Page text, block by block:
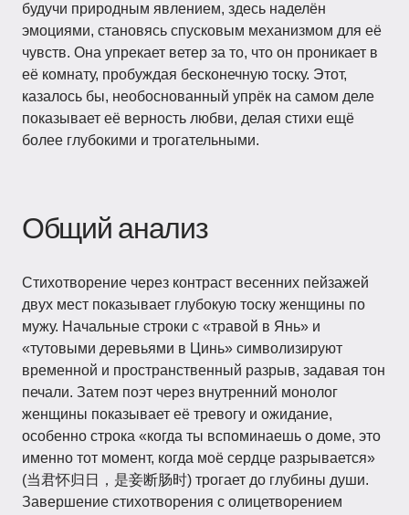
будучи природным явлением, здесь наделён
эмоциями, становясь спусковым механизмом для её
чувств. Она упрекает ветер за то, что он проникает в
её комнату, пробуждая бесконечную тоску. Этот,
казалось бы, необоснованный упрёк на самом деле
показывает её верность любви, делая стихи ещё
более глубокими и трогательными.
Общий анализ
Стихотворение через контраст весенних пейзажей
двух мест показывает глубокую тоску женщины по
мужу. Начальные строки с «травой в Янь» и
«тутовыми деревьями в Цинь» символизируют
временной и пространственный разрыв, задавая тон
печали. Затем поэт через внутренний монолог
женщины показывает её тревогу и ожидание,
особенно строка «когда ты вспоминаешь о доме, это
именно тот момент, когда моё сердце разрывается»
(当君怀归日，是妾断肠时) трогает до глубины души.
Завершение стихотворения с олицетворением